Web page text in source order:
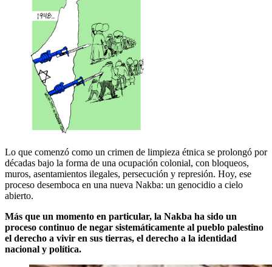
Lo que comenzó como un crimen de limpieza étnica se prolongó por
décadas bajo la forma de una ocupación colonial, con bloqueos,
muros, asentamientos ilegales, persecución y represión. Hoy, ese
proceso desemboca en una nueva Nakba: un genocidio a cielo
abierto.
Más que un momento en particular, la Nakba ha sido un
proceso continuo de negar sistemáticamente al pueblo palestino
el derecho a vivir en sus tierras, el derecho a la identidad
nacional y política.